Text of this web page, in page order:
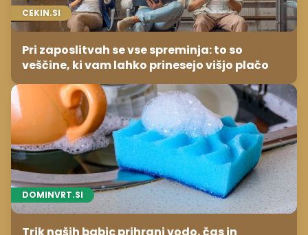
CEKIN.SI
Pri zaposlitvah se vse spreminja: to so
veščine, ki vam lahko prinesejo višjo plačo
DOMINVRT.SI
Trik naših babic prihrani vodo, čas in